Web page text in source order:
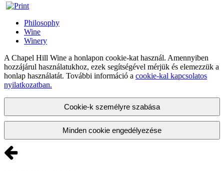
Philosophy
Wine
Winery
A Chapel Hill Wine a honlapon cookie-kat használ. Amennyiben
hozzájárul használatukhoz, ezek segítségével mérjük és elemezzük a
honlap használatát. További információ a cookie-kal kapcsolatos
nyilatkozatban.
Cookie-k személyre szabása
Minden cookie engedélyezése